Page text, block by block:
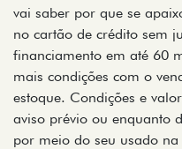
vai saber por que se
no cartão de crédito sem
financiamento em até 60
mais condições com o
estoque. Condições e
aviso prévio ou enquanto
por meio do seu usado